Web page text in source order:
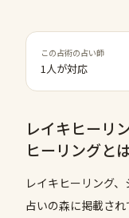
この占術の占い師
1人が対応
レイキヒーリ
ヒーリングと
レイキヒーリング
占いの森に掲載さ